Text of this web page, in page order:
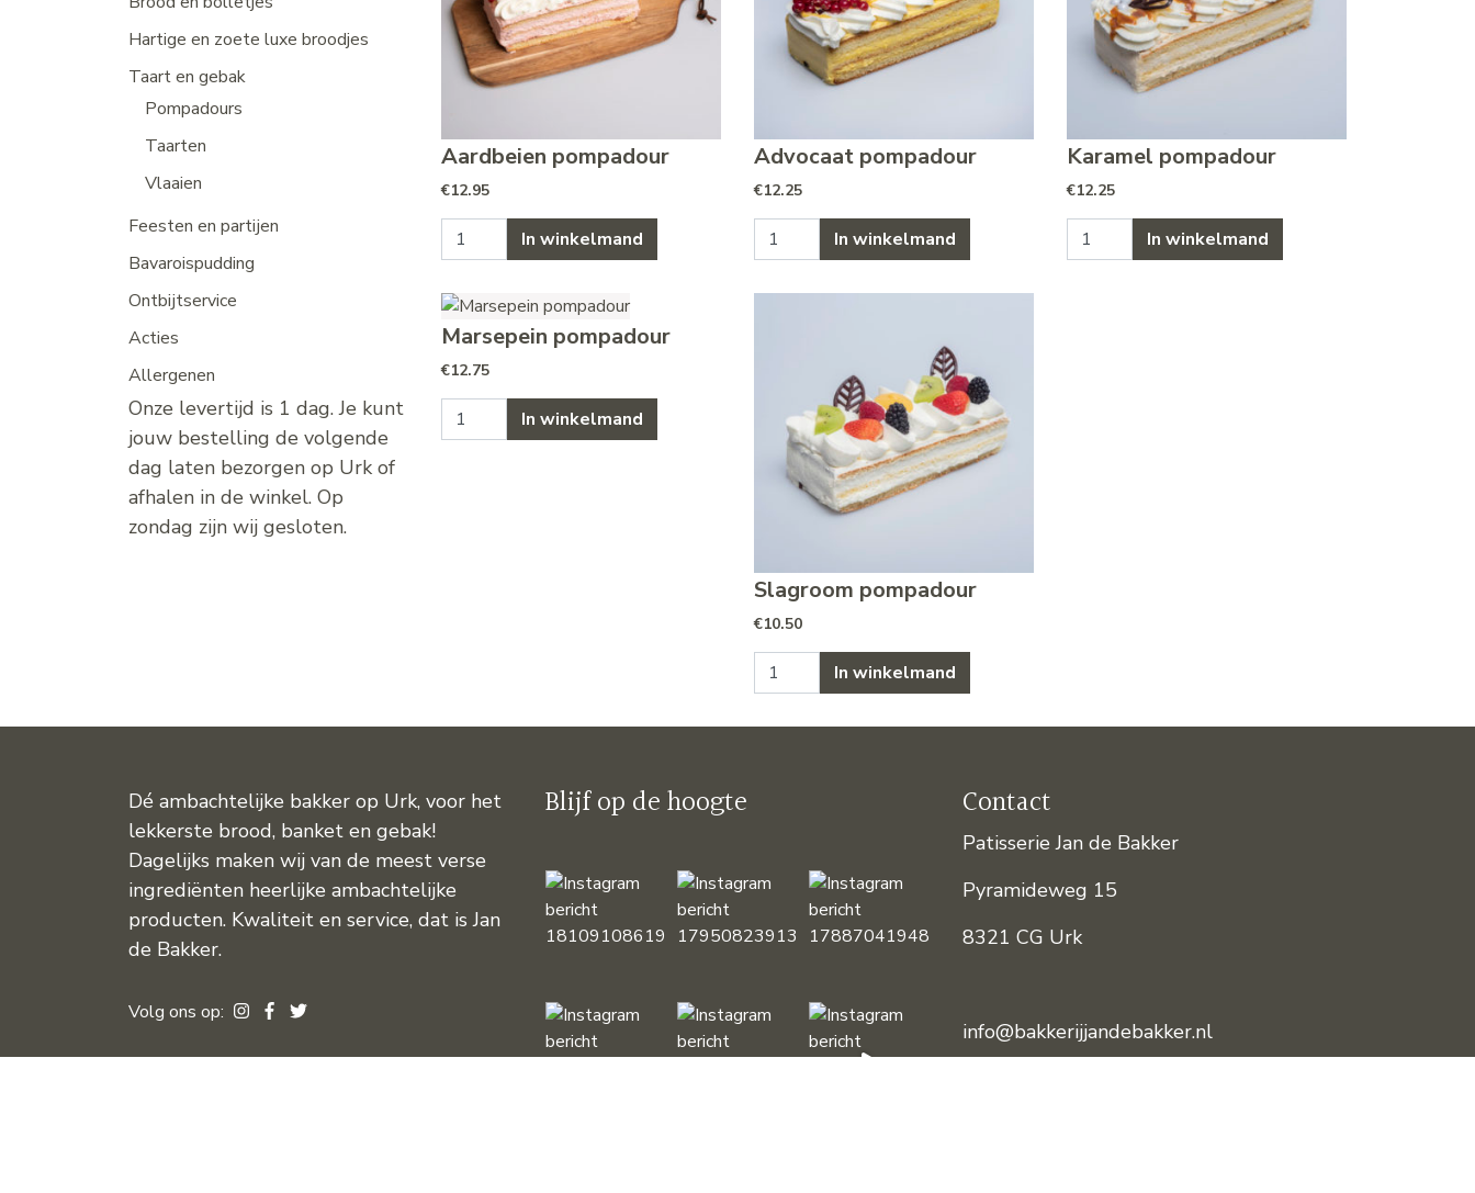
Hartige en zoete luxe broodjes
Taart en gebak
Pompadours
Taarten
Vlaaien
Feesten en partijen
Bavaroispudding
Ontbijtservice
Acties
Allergenen
Onze levertijd is 1 dag. Je kunt
jouw bestelling de volgende
dag laten bezorgen op Urk of
afhalen in de winkel. Op
zondag zijn wij gesloten.
Aardbeien pompadour
€12.95
Aardbeien pompadour aantal
In winkelmand
Advocaat pompadour
€12.25
Advocaat pompadour aantal
In winkelmand
Karamel pompadour
€12.25
Karamel pompadour aantal
In winkelmand
Marsepein pompadour
€12.75
Marsepein pompadour aantal
In winkelmand
Slagroom pompadour
€10.50
Slagroom pompadour aantal
In winkelmand
Dé ambachtelijke bakker op Urk, voor het
lekkerste brood, banket en gebak!
Dagelijks maken wij van de meest verse
ingrediënten heerlijke ambachtelijke
producten. Kwaliteit en service, dat is Jan
de Bakker.
Volg ons op:
Blijf op de hoogte Contact
Patisserie Jan de Bakker
Pyramideweg 15
8321 CG Urk
info@bakkerijjandebakker.nl